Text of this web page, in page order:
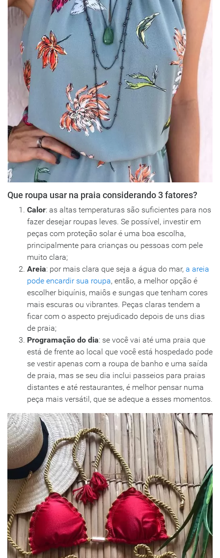
Que roupa usar na praia considerando 3 fatores?
Calor: as altas temperaturas são suficientes para nos
fazer desejar roupas leves. Se possível, investir em
peças com proteção solar é uma boa escolha,
principalmente para crianças ou pessoas com pele
muito clara;
Areia: por mais clara que seja a água do mar, a areia
pode encardir sua roupa, então, a melhor opção é
escolher biquínis, maiôs e sungas que tenham cores
mais escuras ou vibrantes. Peças claras tendem a
ficar com o aspecto prejudicado depois de uns dias
de praia;
Programação do dia: se você vai até uma praia que
está de frente ao local que você está hospedado pode
se vestir apenas com a roupa de banho e uma saída
de praia, mas se seu dia inclui passeios para praias
distantes e até restaurantes, é melhor pensar numa
peça mais versátil, que se adeque a esses momentos.